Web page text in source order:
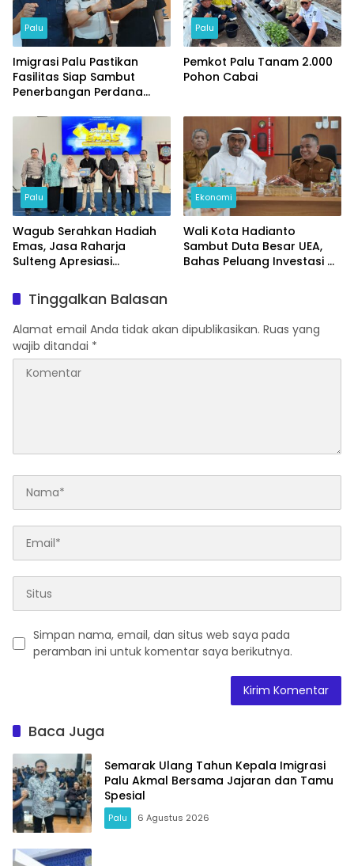
Palu
Imigrasi Palu Pastikan
Fasilitas Siap Sambut
Penerbangan Perdana
Palu
Pemkot Palu Tanam 2.000
Pohon Cabai
Palu
Wagub Serahkan Hadiah
Emas, Jasa Raharja
Sulteng Apresiasi
Ekonomi
Wali Kota Hadianto
Sambut Duta Besar UEA,
Bahas Peluang Investasi di
Tinggalkan Balasan
Alamat email Anda tidak akan dipublikasikan. Ruas yang
wajib ditandai *
Simpan nama, email, dan situs web saya pada
peramban ini untuk komentar saya berikutnya.
Baca Juga
Semarak Ulang Tahun Kepala Imigrasi
Palu Akmal Bersama Jajaran dan Tamu
Spesial
Palu 6 Agustus 2026